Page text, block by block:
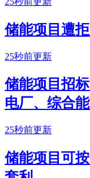
储能项目遭
25秒前更新
储能项目招
电厂、综合
25秒前更新
储能项目可